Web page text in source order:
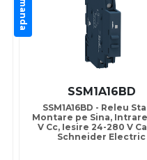
SSM1A16BD
SSM1A16BD - Releu
Montare pe Sina,
V Cc, Iesire 24-280 V
Schneider Electric